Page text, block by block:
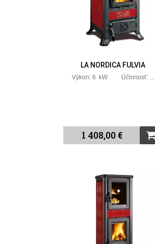
LA NORDICA FULVIA
Výkon: 6 kW Účinnosť: ...
1 408,00 €